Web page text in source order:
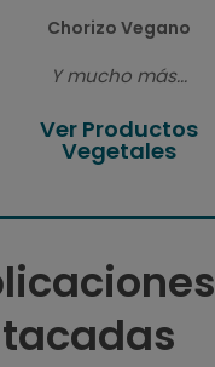
Chorizo Vegano
Y mucho más...
Ver Productos
Vegetales